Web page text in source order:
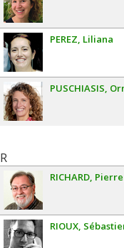
PEREZ Liliana
PUSCHIASIS
R
RICHARD Pierre
RIOUX